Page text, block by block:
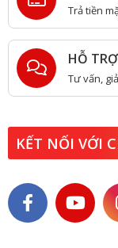
Trả tiền
HỖ
Tư vấn,
KẾT NỐI VỚI